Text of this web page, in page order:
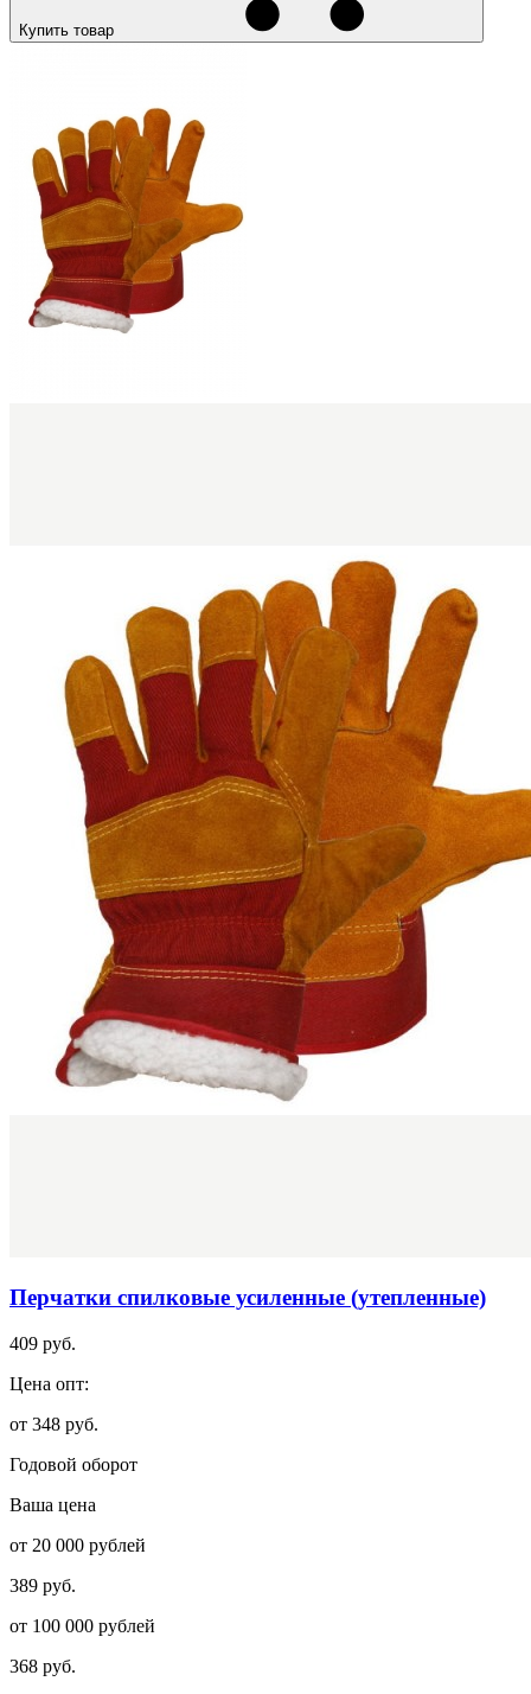
Купить товар
Перчатки спилковые усиленные (утепленные)
409 руб.
Цена опт:
от 348 руб.
Годовой оборот
Ваша цена
от 20 000 рублей
389 руб.
от 100 000 рублей
368 руб.